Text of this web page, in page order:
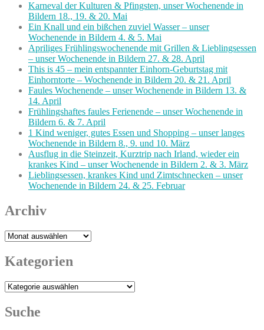
Karneval der Kulturen & Pfingsten, unser Wochenende in
Bildern 18., 19. & 20. Mai
Ein Knall und ein bißchen zuviel Wasser – unser
Wochenende in Bildern 4. & 5. Mai
Apriliges Frühlingswochenende mit Grillen & Lieblingsessen
– unser Wochenende in Bildern 27. & 28. April
This is 45 – mein entspannter Einhorn-Geburtstag mit
Einhorntorte – Wochenende in Bildern 20. & 21. April
Faules Wochenende – unser Wochenende in Bildern 13. &
14. April
Frühlingshaftes faules Ferienende – unser Wochenende in
Bildern 6. & 7. April
1 Kind weniger, gutes Essen und Shopping – unser langes
Wochenende in Bildern 8., 9. und 10. März
Ausflug in die Steinzeit, Kurztrip nach Irland, wieder ein
krankes Kind – unser Wochenende in Bildern 2. & 3. März
Lieblingsessen, krankes Kind und Zimtschnecken – unser
Wochenende in Bildern 24. & 25. Februar
Archiv
Archiv
Kategorien
Kategorien
Suche